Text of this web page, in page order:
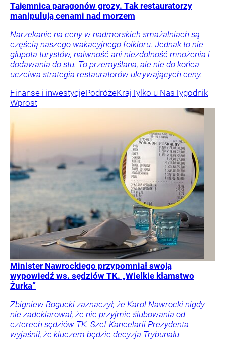
Tajemnica paragonów grozy. Tak restauratorzy
manipulują cenami nad morzem
Narzekanie na ceny w nadmorskich smażalniach są
częścią naszego wakacyjnego folkloru. Jednak to nie
głupota turystów, naiwność ani niezdolność mnożenia i
dodawania do stu. To przemyślana, ale nie do końca
uczciwa strategia restauratorów ukrywających ceny.
Finanse i inwestycjePodróżeKrajTylko u NasTygodnik
Wprost
Minister Nawrockiego przypomniał swoją
wypowiedź ws. sędziów TK. „Wielkie kłamstwo
Żurka”
Zbigniew Bogucki zaznaczył, że Karol Nawrocki nigdy
nie zadeklarował, że nie przyjmie ślubowania od
czterech sędziów TK. Szef Kancelarii Prezydenta
wyjaśnił, że kluczem będzie decyzja Trybunału